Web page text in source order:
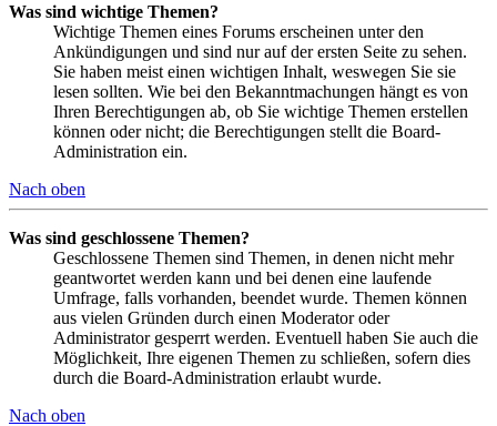
Was sind wichtige Themen?
Wichtige Themen eines Forums erscheinen unter den
Ankündigungen und sind nur auf der ersten Seite zu sehen.
Sie haben meist einen wichtigen Inhalt, weswegen Sie sie
lesen sollten. Wie bei den Bekanntmachungen hängt es von
Ihren Berechtigungen ab, ob Sie wichtige Themen erstellen
können oder nicht; die Berechtigungen stellt die Board-
Administration ein.
Nach oben
Was sind geschlossene Themen?
Geschlossene Themen sind Themen, in denen nicht mehr
geantwortet werden kann und bei denen eine laufende
Umfrage, falls vorhanden, beendet wurde. Themen können
aus vielen Gründen durch einen Moderator oder
Administrator gesperrt werden. Eventuell haben Sie auch die
Möglichkeit, Ihre eigenen Themen zu schließen, sofern dies
durch die Board-Administration erlaubt wurde.
Nach oben